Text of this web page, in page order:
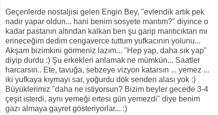
Geçenlerde nostaljisi gelen Engin Bey, "evlendik artık pek
nadir yapar oldun... hani benim sosyete mantım?" diyince o
kadar pastanın altından kalkan ben şu garip mantıcıktan mı
erineceğim dedim cengaverce tuttum yufkacının yolunu...
Akşam bizimkini görmeniz lazım... "Hep yap, daha sık yap"
diyip durdu :) Şu erkekleri anlamak ne mümkün... Saatler
harcarsın.. Ete, tavuğa, sebzeye vizyon katarsın ... yemez ...
iki yufkaya kıymayı sar, yoğurdu dök senden alası yok :)
Büyüklerimiz "daha ne istiyorsun? Bizim beyler gecede 3-4
çeşit isterdi, aynı yemeği ertesi gün yemezdi" diye benim
gazı almaya gayret gösteriyorlar... :)